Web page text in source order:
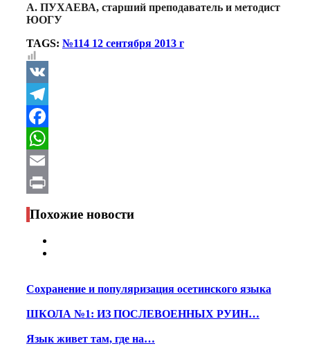
А. ПУХАЕВА, старший преподаватель и методист
ЮОГУ
TAGS: №114 12 сентября 2013 г
VK
Telegram
Facebook
WhatsApp
Email
Print
Похожие новости
Сохранение и популяризация осетинского языка
ШКОЛА №1: ИЗ ПОСЛЕВОЕННЫХ РУИН…
Язык живет там, где на…